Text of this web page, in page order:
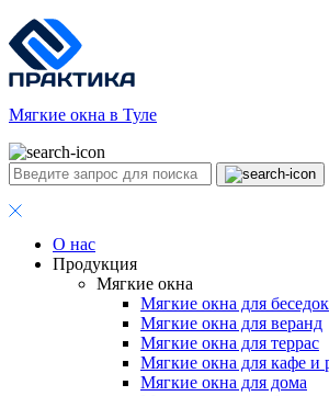
Мягкие окна в Туле
О нас
Продукция
Мягкие окна
Мягкие окна для беседок
Мягкие окна для веранд
Мягкие окна для террас
Мягкие окна для кафе и
Мягкие окна для дома